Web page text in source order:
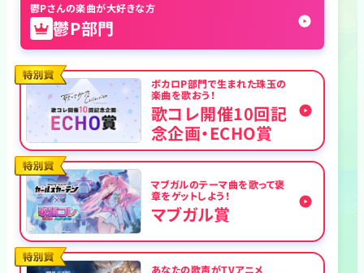
鬱Pさんの楽曲が大好きな方
鬱P部門
特別賞
ボカロP部門で生まれた珠玉の
楽曲を歌おう！
歌コレ開催10回記
念企画・ECHO賞
特別賞
マブガルのテーマ曲を歌って褒
章をゲットしよう！
マブガル賞
あなたの歌声がTVアニメ